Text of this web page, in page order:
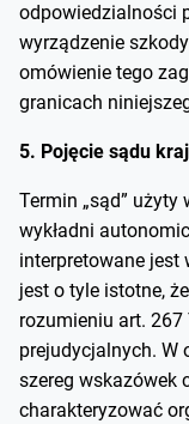
odpowiedzialności
wyrządzenie
omówienie tego
granicach
5. Pojęcie sądu
Termin „sąd” użyty
wykładni
interpretowane jest
jest o tyle istotne,
rozumieniu art. 267
prejudycjalnych. W
szereg wskazówek
charakteryzować